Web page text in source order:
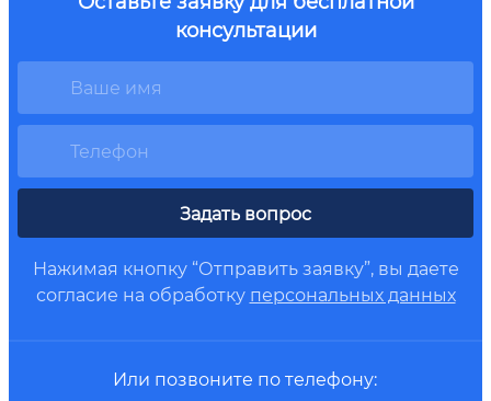
консультации
Задать вопрос
Нажимая кнопку “Отправить заявку”, вы даете
согласие на обработку персональных данных
Или позвоните по телефону: